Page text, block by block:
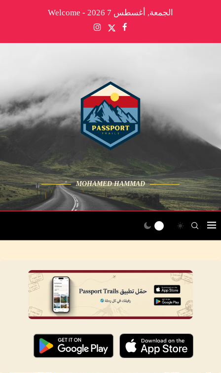
الجمعة, أغسطس 7 2026 - Welcome
MOHAMED HAMMAD